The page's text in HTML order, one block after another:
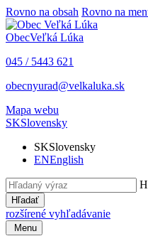
Rovno na obsah Rovno na
ObecVeľká Lúka
045 / 5443 621
obecnyurad@velkaluka.sk
Mapa webu
SKSlovensky
SKSlovensky
ENEnglish
Hľadať
rozšírené vyhľadávanie
Menu